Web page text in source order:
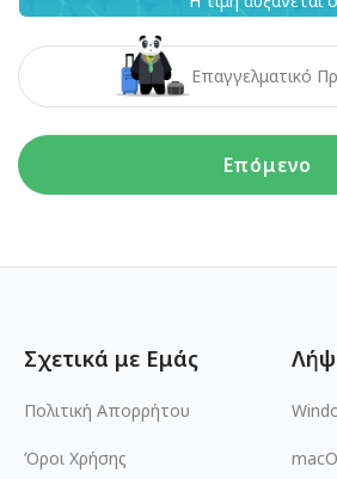
Επαγγελματικό
Επόμενο
Σχετικά με Εμάς
Πολιτική Απορρήτου
Όροι Χρήσης